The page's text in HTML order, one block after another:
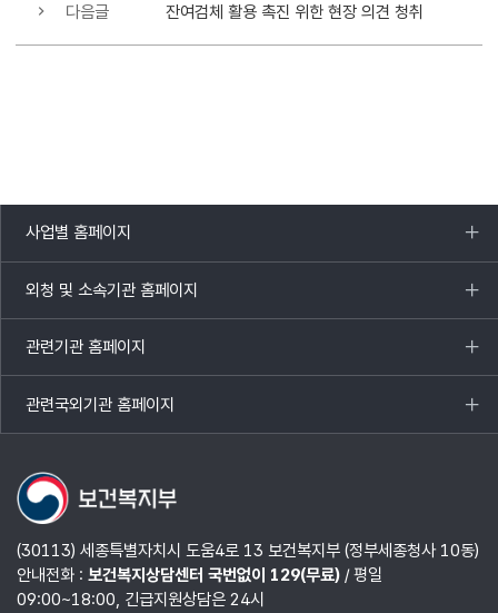
다음글 잔여검체 활용 촉진 위한 현장 의견 청취
사업별 홈페이지
목록
열기
외청 및 소속기관 홈페이지
목록
열기
관련기관 홈페이지
목록
열기
관련국외기관 홈페이지
목록
열기
(30113) 세종특별자치시 도움4로 13 보건복지부 (정부세종청사 10동)
안내전화 : 보건복지상담센터 국번없이 129(무료)/ 평일
09:00~18:00, 긴급지원상담은 24시